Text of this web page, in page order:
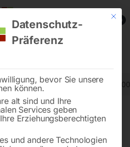
0
Schweißtische Schweißtisch PRO
Mit
Datenschutz-
Präferenz
bevor Sie unsere
können.
alt sind und Ihre
Services geben
Erziehungsberechtigten
und andere Technologien